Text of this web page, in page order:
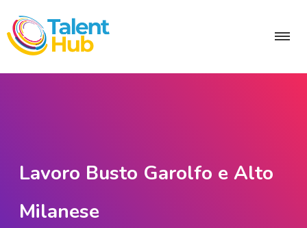
Lavoro Busto Garolfo e Alto
Milanese